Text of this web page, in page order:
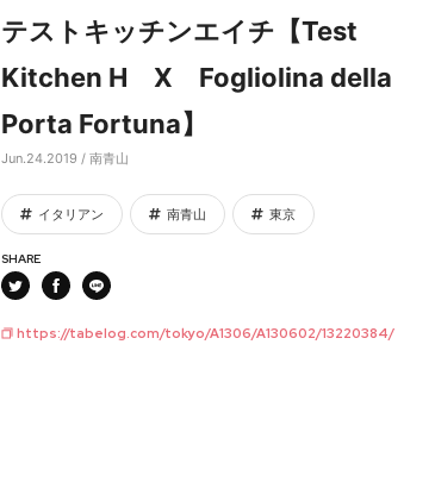
テストキッチンエイチ【Test
Kitchen H X Fogliolina della
Porta Fortuna】
Jun.24.2019 / 南青山
イタリアン 南青山 東京
SHARE
https://tabelog.com/tokyo/A1306/A130602/13220384/